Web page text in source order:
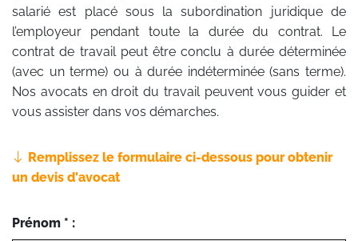
salarié est placé sous la subordination juridique de
l’employeur pendant toute la durée du contrat. Le
contrat de travail peut être conclu à durée déterminée
(avec un terme) ou à durée indéterminée (sans terme).
Nos avocats en droit du travail peuvent vous guider et
vous assister dans vos démarches.
Remplissez le formulaire ci-dessous pour obtenir
un devis d'avocat
Prénom * :